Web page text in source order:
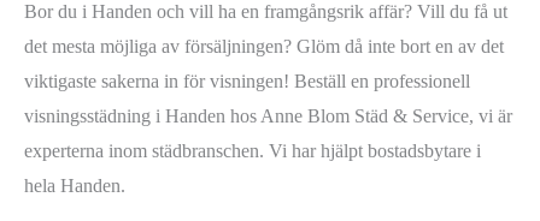
Bor du i Handen och vill ha en framgångsrik affär? Vill du få ut
det mesta möjliga av försäljningen? Glöm då inte bort en av det
viktigaste sakerna in för visningen! Beställ en professionell
visningsstädning i Handen hos Anne Blom Städ & Service, vi är
experterna inom städbranschen. Vi har hjälpt bostadsbytare i
hela Handen.